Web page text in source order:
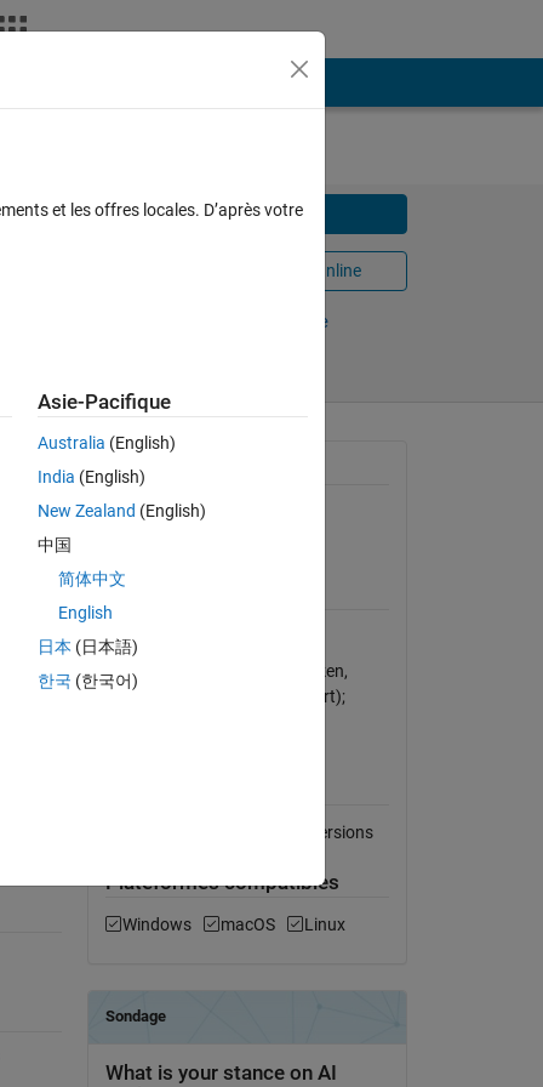
Télécharger
Ouvrir dans MATLAB Online
Suivre
data
of
the
Informations générales
Version 1.9.0.0
MATLAB
BWA (mergepe); Kraken (kraken,
kraken-filter, and kraken-report);
Compatible avec toutes les versions
Plateformes compatibles
Windows macOS Linux
et les offres locales. D’après votre
Asie-Pacifique
Australia (English)
India (English)
New Zealand (English)
中国
简体中文
English
日本 (日本語)
한국 (한국어)